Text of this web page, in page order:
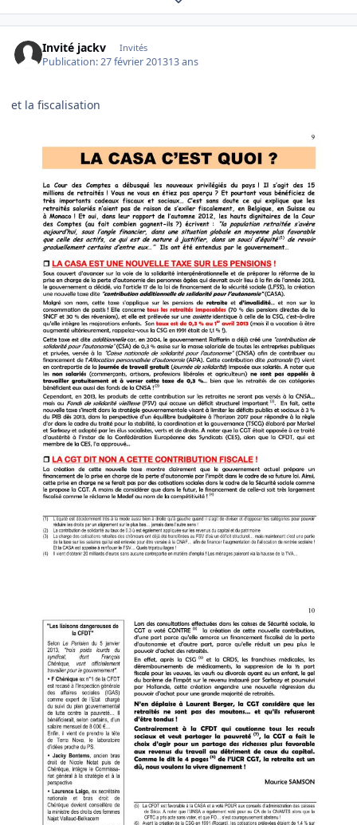
Invité jackv Invités
Publication:27 février 201313 ans
et la fiscalisation